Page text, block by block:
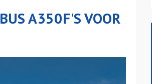
A350F'S VOOR